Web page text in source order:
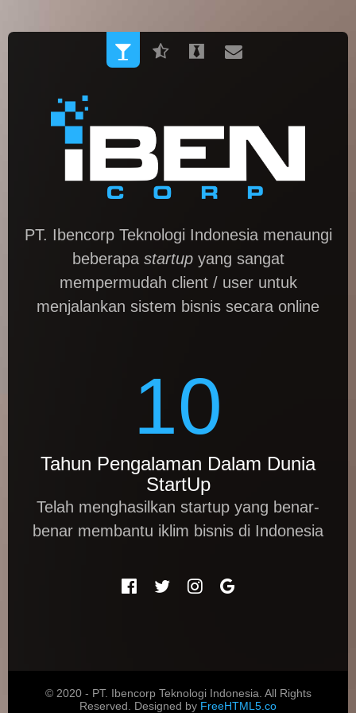
PT. Ibencorp Teknologi Indonesia menaungi
beberapa startupyang sangat
mempermudah client / user untuk
menjalankan sistem bisnis secara online
10
Tahun Pengalaman Dalam Dunia
StartUp
Telah menghasilkan startup yang benar-
benar membantu iklim bisnis di Indonesia
© 2020 - PT. Ibencorp Teknologi Indonesia. All Rights
Reserved. Designed by FreeHTML5.co